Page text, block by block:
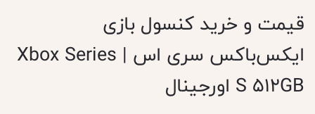
قیمت و خرید کنسول بازی
ایکس‌باکس سری اس | Xbox Series
S 512GB اورجینال